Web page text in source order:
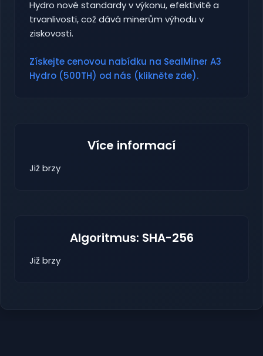
Hydro nové standardy v výkonu, efektivitě a
trvanlivosti, což dává minerům výhodu v
ziskovosti.
Získejte cenovou nabídku na SealMiner A3
Hydro (500TH) od nás (klikněte zde).
Více informací
Již brzy
Algoritmus: SHA-256
Již brzy